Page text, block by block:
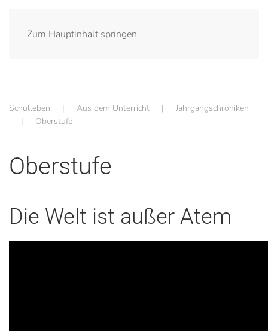
Zum Hauptinhalt springen
Schulleben Aus dem Unterricht
Jahrgangschroniken
Oberstufe
Oberstufe
Die Welt ist außer Atem